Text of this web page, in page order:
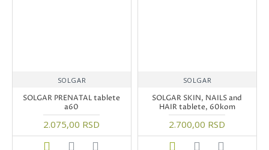
SOLGAR
SOLGAR PRENATAL tablete
a60
2.075,00 RSD
SOLGAR
SOLGAR SKIN, NAILS and
HAIR tablete, 60kom
2.700,00 RSD